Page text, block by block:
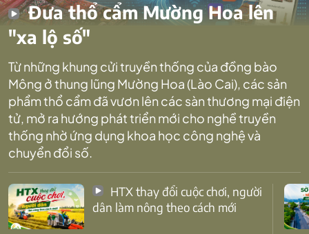
Đưa thổ cẩm Mường Hoa lên
"xa lộ số"
Từ những khung cửi truyền thống của đồng bào
Mông ở thung lũng Mường Hoa (Lào Cai), các sản
phẩm thổ cẩm đã vươn lên các sàn thương mại điện
tử, mở ra hướng phát triển mới cho nghề truyền
thống nhờ ứng dụng khoa học công nghệ và
chuyển đổi số.
dân làm nông theo cách mới